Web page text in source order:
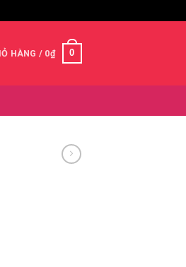
HÀNG / 0₫ 0